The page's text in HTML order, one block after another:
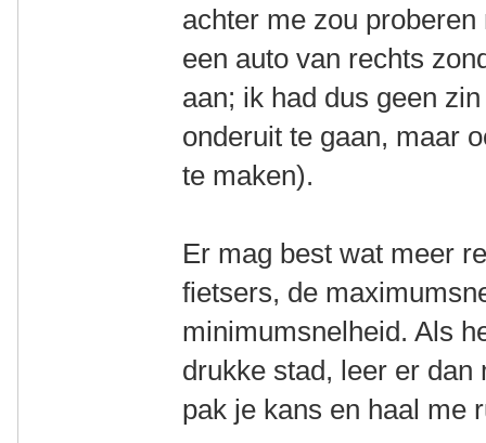
achter me zou
een auto van rechts
aan; ik had dus geen
onderuit te gaan, maar
te maken).
Er mag best wat meer
fietsers, de
minimumsnelheid. Als
drukke stad, leer er
pak je kans en haal me